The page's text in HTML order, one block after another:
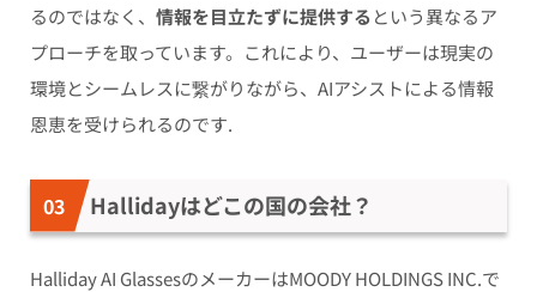
るのではなく、 情報を目立たずに提供する という異なるア
プローチを取っています。これにより、ユーザーは現実の
環境とシームレスに繋がりながら、AIアシストによる情報
恩恵を受けられるのです.
Hallidayはどこの国の会社？
Halliday AI GlassesのメーカーはMOODY HOLDINGS INC.で